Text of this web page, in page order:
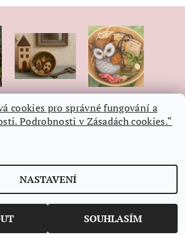
práva vyhrazenaUpravit nastavení cookies
Vytvořil Shoptet
cookies pro správné fungování a
Podrobnosti v Zásadách cookies.“
NASTAVENÍ
SOUHLASÍM